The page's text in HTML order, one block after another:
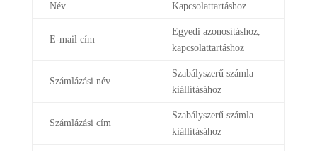
Név Kapcsolattartáshoz
E-mail cím
Egyedi azonosításhoz,
kapcsolattartáshoz
Számlázási név
Szabályszerű számla
kiállításához
Számlázási cím
Szabályszerű számla
kiállításához